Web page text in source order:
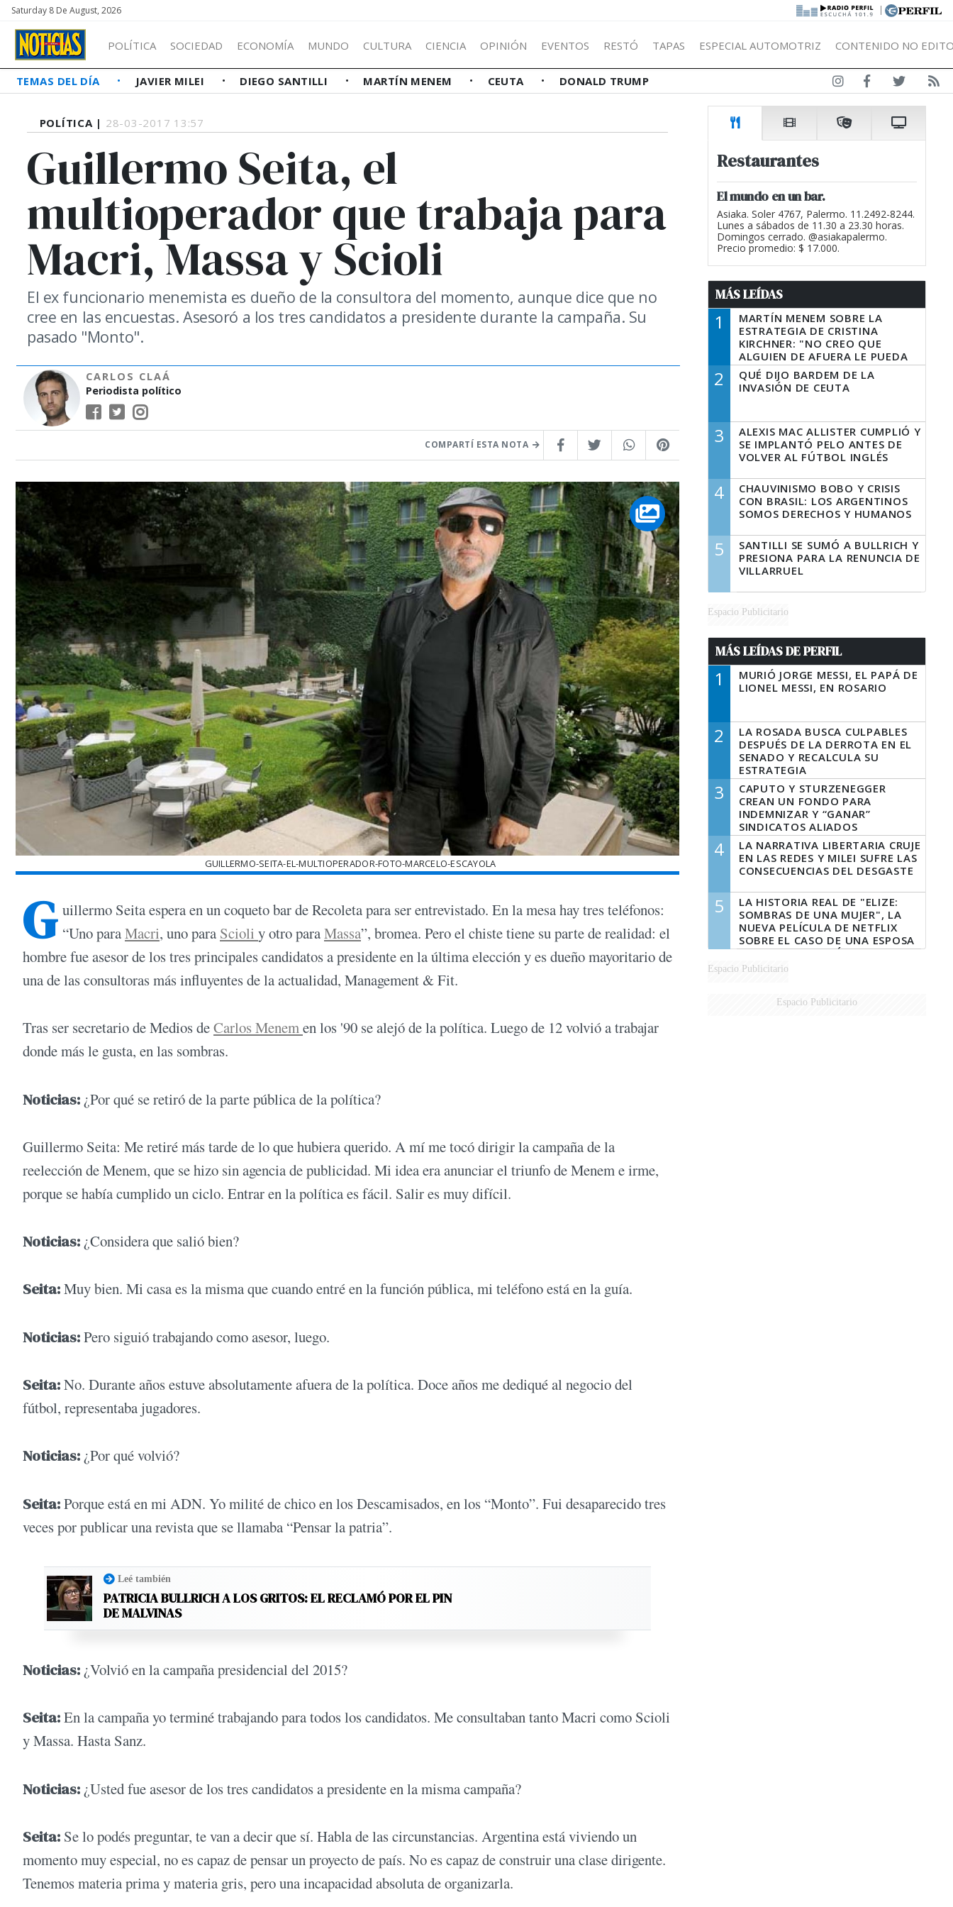
Saturday 8 De August, 2026 |
POLÍTICA SOCIEDAD ECONOMÍA MUNDO CULTURA CIENCIA OPINIÓN EVENTOS RESTÓ TAPAS ESPECIAL AUTOMOTRIZ CONTENIDO NO
TEMAS DEL DÍA JAVIER MILEI DIEGO SANTILLI MARTÍN MENEM CEUTA DONALD TRUMP
POLÍTICA | 28-03-2017 13:57
Guillermo Seita, el
multioperador que trabaja para
Macri, Massa y Scioli
El ex funcionario menemista es dueño de la consultora del momento, aunque dice que no
cree en las encuestas. Asesoró a los tres candidatos a presidente durante la campaña. Su
pasado "Monto".
CARLOS CLAÁ
Periodista político
COMPARTÍ ESTA NOTA
GUILLERMO-SEITA-EL-MULTIOPERADOR-FOTO-MARCELO-ESCAYOLA
G uillermo Seita espera en un coqueto bar de Recoleta para ser entrevistado. En la mesa hay tres teléfonos:
“Uno paraMacri, uno para Scioli y otro paraMassa”, bromea. Pero el chiste tiene su parte de realidad: el
hombre fue asesor de los tres principales candidatos a presidente en la última elección y es dueño mayoritario de
una de las consultoras más influyentes de la actualidad, Management & Fit.
Tras ser secretario de Medios deCarlos Menemen los '90 se alejó de la política. Luego de 12 volvió a trabajar
donde más le gusta, en las sombras.
Noticias: ¿Por qué se retiró de la parte pública de la política?
Guillermo Seita: Me retiré más tarde de lo que hubiera querido. A mí me tocó dirigir la campaña de la
reelección de Menem, que se hizo sin agencia de publicidad. Mi idea era anunciar el triunfo de Menem e irme,
porque se había cumplido un ciclo. Entrar en la política es fácil. Salir es muy difícil.
Noticias: ¿Considera que salió bien?
Seita:Muy bien. Mi casa es la misma que cuando entré en la función pública, mi teléfono está en la guía.
Noticias:Pero siguió trabajando como asesor, luego.
Seita:No. Durante años estuve absolutamente afuera de la política. Doce años me dediqué al negocio del
fútbol, representaba jugadores.
Noticias: ¿Por qué volvió?
Seita:Porque está en mi ADN. Yo milité de chico en los Descamisados, en los “Monto”. Fui desaparecido tres
veces por publicar una revista que se llamaba “Pensar la patria”.
Leé también
PATRICIA BULLRICH A LOS GRITOS: EL RECLAMÓ POR EL PIN
DE MALVINAS
Noticias: ¿Volvió en la campaña presidencial del 2015?
Seita:En la campaña yo terminé trabajando para todos los candidatos. Me consultaban tanto Macri como Scioli
y Massa. Hasta Sanz.
Noticias: ¿Usted fue asesor de los tres candidatos a presidente en la misma campaña?
Seita: Se lo podés preguntar, te van a decir que sí. Habla de las circunstancias. Argentina está viviendo un
momento muy especial, no es capaz de pensar un proyecto de país. No es capaz de construir una clase dirigente.
Tenemos materia prima y materia gris, pero una incapacidad absoluta de organizarla.
Restaurantes
El mundo en un bar.
Asiaka. Soler 4767, Palermo. 11.2492-8244.
Lunes a sábados de 11.30 a 23.30 horas.
Domingos cerrado. @asiakapalermo.
Precio promedio: $ 17.000.
MÁS LEÍDAS
1
MARTÍN MENEM SOBRE LA
ESTRATEGIA DE CRISTINA
KIRCHNER: "NO CREO QUE
ALGUIEN DE AFUERA LE PUEDA
DECIR A LA JUSTICIA LO QUE
TIENE QUE HACER"
2
QUÉ DIJO BARDEM DE LA
INVASIÓN DE CEUTA
3
ALEXIS MAC ALLISTER CUMPLIÓ Y
SE IMPLANTÓ PELO ANTES DE
VOLVER AL FÚTBOL INGLÉS
4
CHAUVINISMO BOBO Y CRISIS
CON BRASIL: LOS ARGENTINOS
SOMOS DERECHOS Y HUMANOS
5
SANTILLI SE SUMÓ A BULLRICH Y
PRESIONA PARA LA RENUNCIA DE
VILLARRUEL
Espacio Publicitario
MÁS LEÍDAS DE PERFIL
1
MURIÓ JORGE MESSI, EL PAPÁ DE
LIONEL MESSI, EN ROSARIO
2
LA ROSADA BUSCA CULPABLES
DESPUÉS DE LA DERROTA EN EL
SENADO Y RECALCULA SU
ESTRATEGIA
3
CAPUTO Y STURZENEGGER
CREAN UN FONDO PARA
INDEMNIZAR Y “GANAR”
SINDICATOS ALIADOS
4
LA NARRATIVA LIBERTARIA CRUJE
EN LAS REDES Y MILEI SUFRE LAS
CONSECUENCIAS DEL DESGASTE
5
LA HISTORIA REAL DE "ELIZE:
SOMBRAS DE UNA MUJER", LA
NUEVA PELÍCULA DE NETFLIX
SOBRE EL CASO DE UNA ESPOSA
QUE DESCUARTIZÓ A SU
MARIDO
Espacio Publicitario
Espacio Publicitario